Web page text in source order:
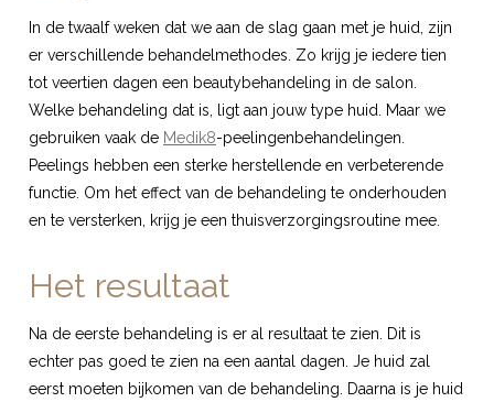
In de twaalf weken dat we aan de slag gaan met je huid, zijn
er verschillende behandelmethodes. Zo krijg je iedere tien
tot veertien dagen een beautybehandeling in de salon.
Welke behandeling dat is, ligt aan jouw type huid. Maar we
gebruiken vaak de Medik8-peelingenbehandelingen.
Peelings hebben een sterke herstellende en verbeterende
functie. Om het effect van de behandeling te onderhouden
en te versterken, krijg je een thuisverzorgingsroutine mee.
Het resultaat
Na de eerste behandeling is er al resultaat te zien. Dit is
echter pas goed te zien na een aantal dagen. Je huid zal
eerst moeten bijkomen van de behandeling. Daarna is je huid